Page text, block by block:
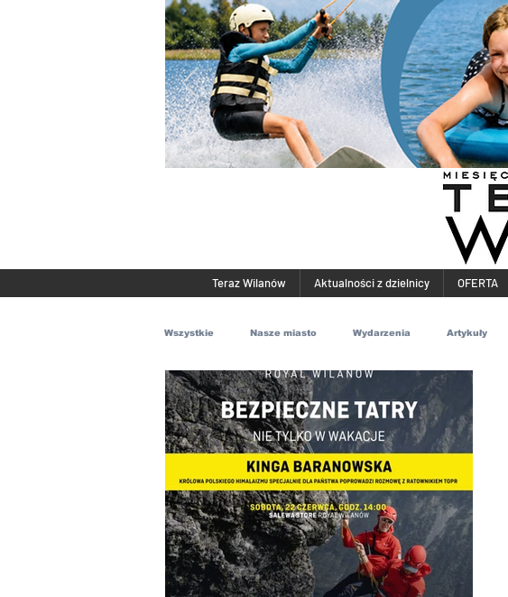
Teraz Wilanów Aktualności z dzielnicy OFERTA
Wszystkie Nasze miasto Wydarzenia Artykuły
Parents